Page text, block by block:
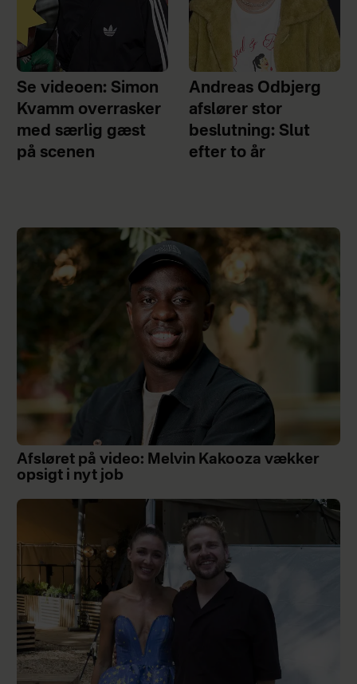
Se videoen: Simon
Kvamm overrasker
med særlig gæst
på scenen
Andreas Odbjerg
afslører stor
beslutning: Slut
efter to år
Afsløret på video: Melvin Kakooza vækker
opsigt i nyt job